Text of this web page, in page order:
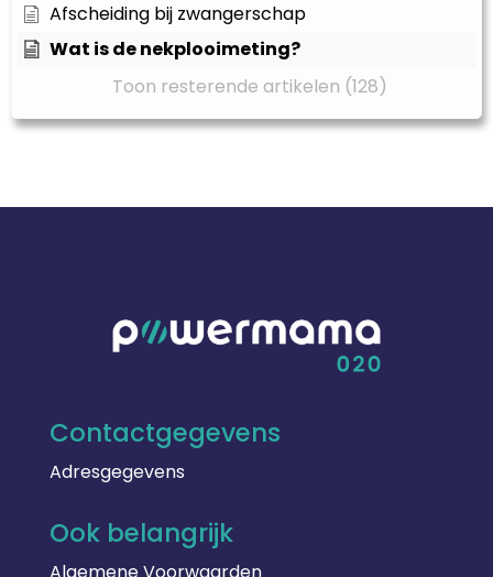
Afscheiding bij zwangerschap
Wat is de nekplooimeting?
Toon resterende artikelen (128)
Contactgegevens
Adresgegevens
Ook belangrijk